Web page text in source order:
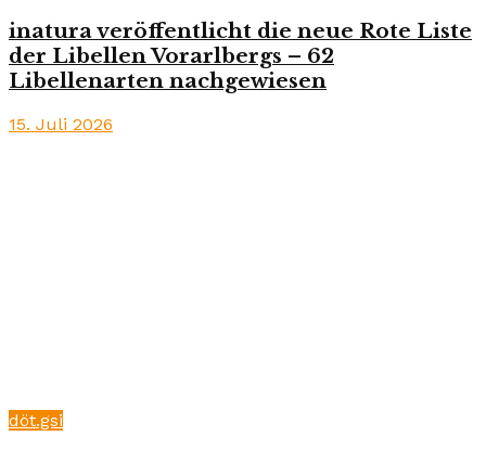
inatura veröffentlicht die neue Rote Liste
der Libellen Vorarlbergs – 62
Libellenarten nachgewiesen
15. Juli 2026
döt.gsi